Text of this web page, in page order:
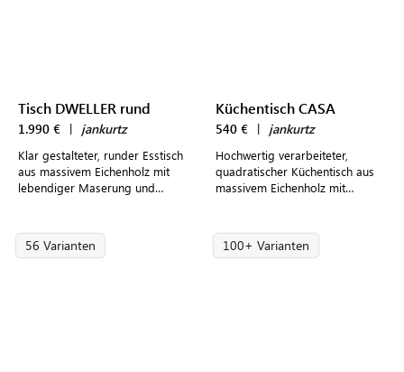
Tisch DWELLER rund
1.990 € | jankurtz
Klar gestalteter, runder Esstisch
aus massivem Eichenholz mit
lebendiger Maserung und
Küchentisch CASA
540 € | jankurtz
Hochwertig verarbeiteter,
quadratischer Küchentisch aus
massivem Eichenholz mit
56 Varianten 100+ Varianten